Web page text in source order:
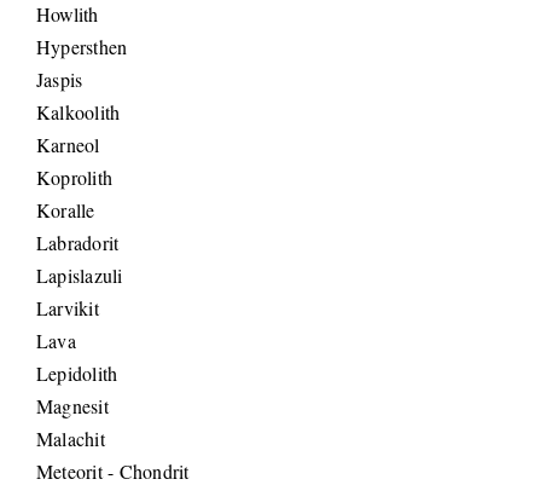
Howlith
Hypersthen
Jaspis
Kalkoolith
Karneol
Koprolith
Koralle
Labradorit
Lapislazuli
Larvikit
Lava
Lepidolith
Magnesit
Malachit
Meteorit - Chondrit